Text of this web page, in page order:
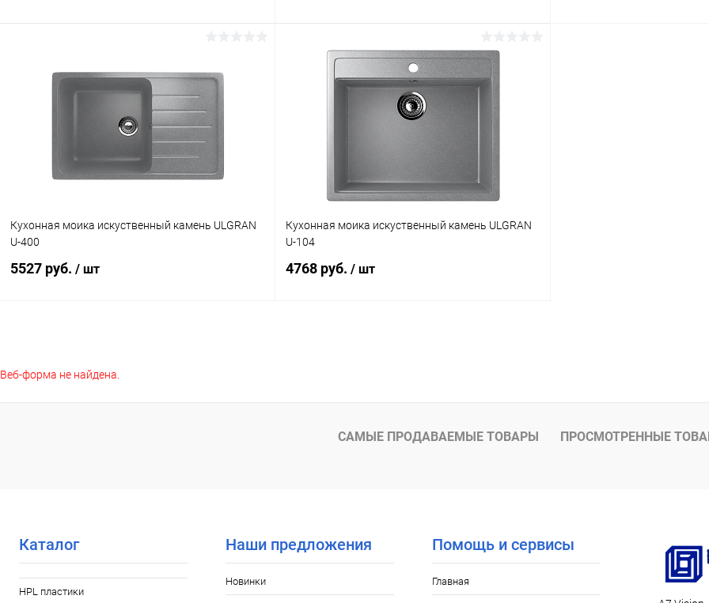
К сравнению
Под заказ
В корзину
Кухонная моика искуственный камень ULGRAN
U-400
5527 руб. / шт
Купить в 1 клик
В избранное Под заказ
Кухонная моика искуственный камень ULGRAN
U-104
4768 руб. / шт
В избранное Под заказ
Веб-форма не найдена.
САМЫЕ ПРОДАВАЕМЫЕ ТОВАРЫ ПРОСМОТРЕННЫЕ
Каталог
HPL пластики
Наши предложения
Новинки
Помощь и сервисы
Главная